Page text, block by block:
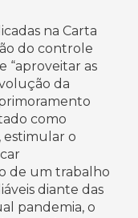
na Carta
do controle
“aproveitar as
da
como
estimular o
de um trabalho
diante das
pandemia, o